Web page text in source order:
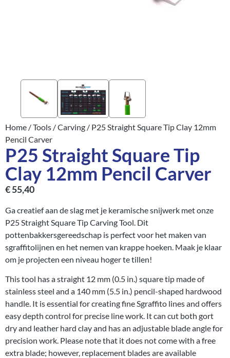
Home /Tools /Carving / P25 Straight Square Tip Clay 12mm
Pencil Carver
P25 Straight Square Tip
Clay 12mm Pencil Carver
€55,40
Ga creatief aan de slag met je keramische snijwerk met onze
P25 Straight Square Tip Carving Tool. Dit
pottenbakkersgereedschap is perfect voor het maken van
sgraffitolijnen en het nemen van krappe hoeken. Maak je klaar
om je projecten een niveau hoger te tillen!
This tool has a straight 12 mm (0.5 in.) square tip made of
stainless steel and a 140 mm (5.5 in.) pencil-shaped hardwood
handle. It is essential for creating fine Sgraffito lines and offers
easy depth control for precise line work. It can cut both gort
dry and leather hard clay and has an adjustable blade angle for
precision work. Please note that it does not come with a free
extra blade; however, replacement blades are available